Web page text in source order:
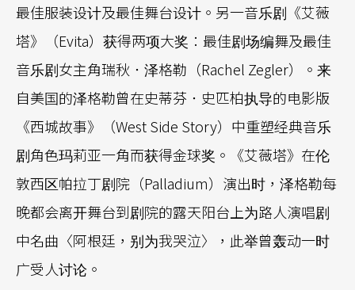
最佳服装设计及最佳舞台设计。另一音乐剧《艾薇
塔》（Evita）获得两项大奖：最佳剧场编舞及最佳
音乐剧女主角瑞秋．泽格勒（Rachel Zegler）。来
自美国的泽格勒曾在史蒂芬．史匹柏执导的电影版
《西城故事》（West Side Story）中重塑经典音乐
剧角色玛莉亚一角而获得金球奖。《艾薇塔》在伦
敦西区帕拉丁剧院（Palladium）演出时，泽格勒每
晚都会离开舞台到剧院的露天阳台上为路人演唱剧
中名曲〈阿根廷，别为我哭泣〉，此举曾轰动一时
广受人讨论。